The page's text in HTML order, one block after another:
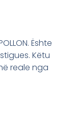
Ështe
Këtu
reale nga